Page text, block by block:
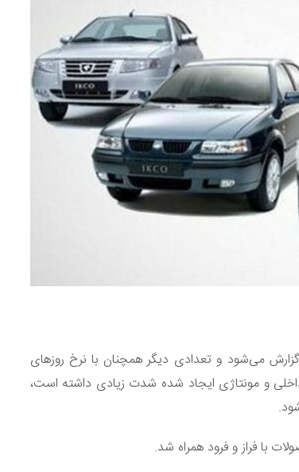
نوسانی گزارش می‌شود و تعدادی دیگر همچنان با نرخ روز‌های
و مونتاژی ایجاد شده شدت زیادی داشته است،
با فراز و فرود همراه شد.